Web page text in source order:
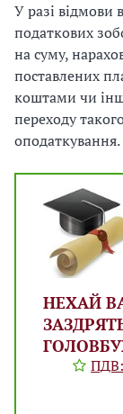
У разі відмови
податкових
на суму,
поставлених
коштами чи
переходу
оподаткування.
НЕХАЙ